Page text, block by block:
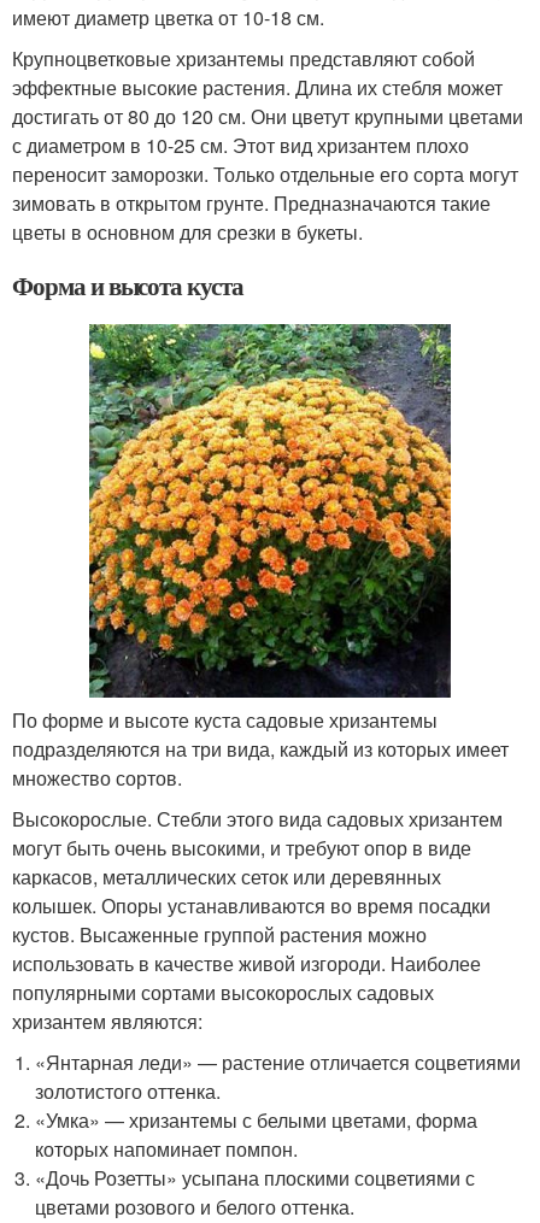
имеют диаметр цветка от 10-18 см.
Крупноцветковые хризантемы представляют собой
эффектные высокие растения. Длина их стебля может
достигать от 80 до 120 см. Они цветут крупными цветами
с диаметром в 10-25 см. Этот вид хризантем плохо
переносит заморозки. Только отдельные его сорта могут
зимовать в открытом грунте. Предназначаются такие
цветы в основном для срезки в букеты.
Форма и высота куста
По форме и высоте куста садовые хризантемы
подразделяются на три вида, каждый из которых имеет
множество сортов.
Высокорослые. Стебли этого вида садовых хризантем
могут быть очень высокими, и требуют опор в виде
каркасов, металлических сеток или деревянных
колышек. Опоры устанавливаются во время посадки
кустов. Высаженные группой растения можно
использовать в качестве живой изгороди. Наиболее
популярными сортами высокорослых садовых
хризантем являются:
«Янтарная леди» — растение отличается соцветиями
золотистого оттенка.
«Умка» — хризантемы с белыми цветами, форма
которых напоминает помпон.
«Дочь Розетты» усыпана плоскими соцветиями с
цветами розового и белого оттенка.